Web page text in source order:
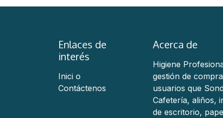
Enlaces de
interés
Inici o
Contáctenos
Acerca de
Higiene
gestión de
usuarios que
Cafetería, aliños,
de escritorio,